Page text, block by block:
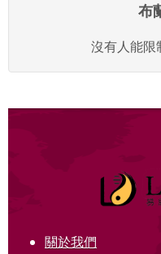
布
沒有人能限
關於我們